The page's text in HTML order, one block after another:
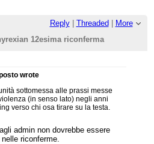
Reply| Threaded
More
12esima riconferma
wrote
sottomessa alle prassi messe
(in senso lato) negli anni
verso chi osa tirare su la testa.
admin non dovrebbe essere
riconferme.